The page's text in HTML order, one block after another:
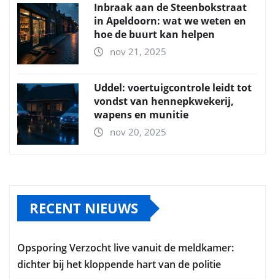
Inbraak aan de Steenbokstraat
in Apeldoorn: wat we weten en
hoe de buurt kan helpen
nov 21, 2025
Uddel: voertuigcontrole leidt tot
vondst van hennepkwekerij,
wapens en munitie
nov 20, 2025
RECENT NIEUWS
Opsporing Verzocht live vanuit de meldkamer:
dichter bij het kloppende hart van de politie